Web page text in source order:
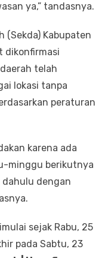
ya,” tandasnya.
(Sekda) Kabupaten
dikonfirmasi
telah
lokasi tanpa
peraturan
karena ada
minggu berikutnya
dahulu dengan
sejak Rabu, 25
pada Sabtu, 23